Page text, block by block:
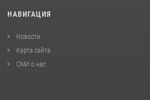
НАВИГАЦИЯ
Новости
Карта сайта
СМИ о нас